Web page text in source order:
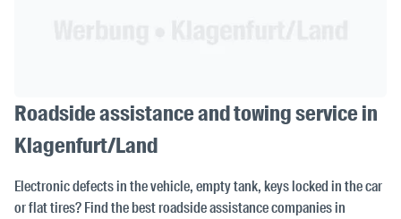
Roadside assistance and towing service in
Klagenfurt/Land
Electronic defects in the vehicle, empty tank, keys locked in the car
or flat tires? Find the best roadside assistance companies in